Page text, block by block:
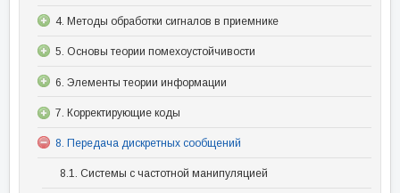
4. Методы обработки сигналов в приемнике
5. Основы теории помехоустойчивости
6. Элементы теории информации
7. Корректирующие коды
8. Передача дискретных сообщений
8.1. Системы с частотной манипуляцией